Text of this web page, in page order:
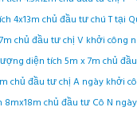
4x13m chủ đầu tư chú T tại
chủ đầu tư chị V khởi công
diện tích 5m x 7m chủ
đầu tư chị A ngày khởi
chủ đầu tư Cô N